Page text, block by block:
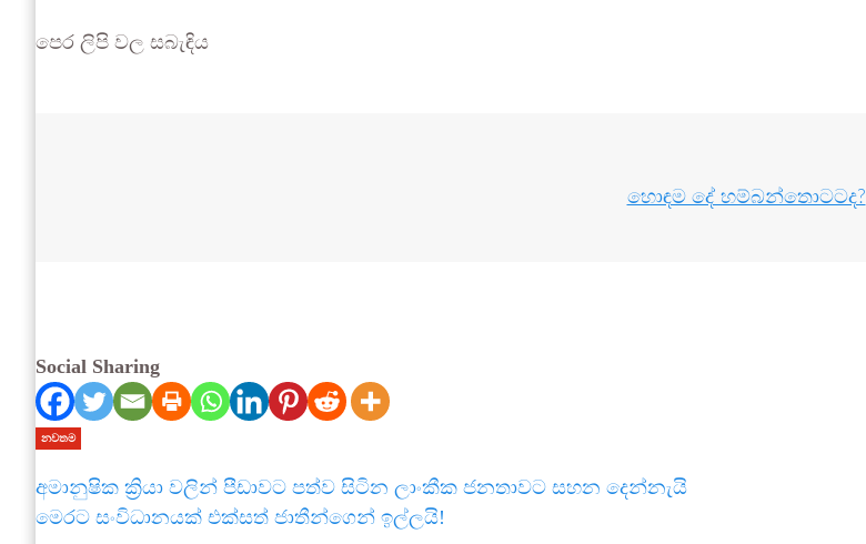
පෙර ලිපි වල සබැඳිය
හොඳම දේ හම්බන්තොටටද?
Social Sharing
නවතම
අමානුෂික ක්‍රියා වලින් පීඩාවට පත්ව සිටින ලාංකීක ජනතාවට සහන දෙන්නැයි
මෙරට සංවිධානයක් එක්සත් ජාතීන්ගෙන් ඉල්ලයි!